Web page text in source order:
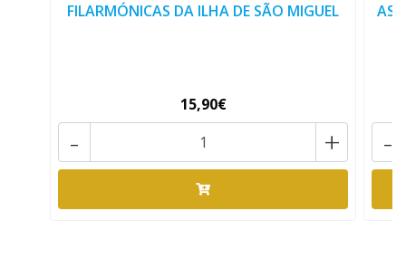
FILARMÓNICAS DA ILHA DE SÃO MIGUEL
15,90€
+
-
AS
-